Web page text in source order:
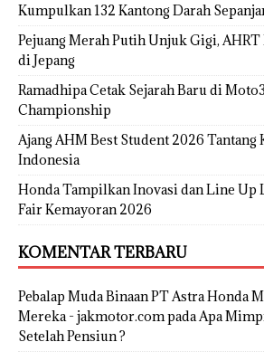
Kumpulkan 132 Kantong Darah
Pejuang Merah Putih Unjuk Gigi,
di Jepang
Ramadhipa Cetak Sejarah Baru di
Championship
Ajang AHM Best Student 2026 Tantang
Indonesia
Honda Tampilkan Inovasi dan Line Up
Fair Kemayoran 2026
KOMENTAR TERBARU
Pebalap Muda Binaan PT Astra Honda
Mereka - jakmotor.compadaApa
Setelah Pensiun ?